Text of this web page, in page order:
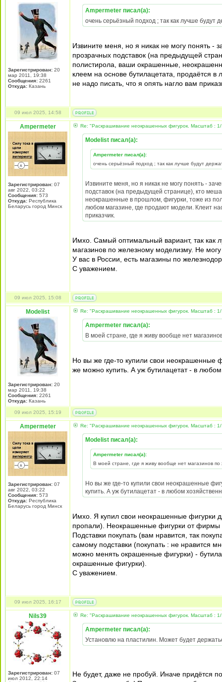
Зарегистрирован: 20
мар 2011, 19:38
Сообщения: 2261
Откуда: Казань
Ampermeter писал(а):
очень серьёзный подход ; так как лучше
Извините меня, но я никак не могу понять
прозрачных подставок (на предыдущей
полистирола, ваши окрашенные,
клеем на основе бутилацетата, продаётся
не надо писать, что я опять нагло вам
09 июл 2025, 14:58
Ampermeter
Зарегистрирован: 07
авг 2022, 03:22
Сообщения: 573
Откуда: Республика
Беларусь город Минск
Re: "Раскрашивание неокрашенных фигурок. Масштаб :
Modelist писал(а):
Ampermeter писал(а):
очень серьёзный подход ; так как лучше будут
Извините меня, но я никак не могу понять -
подставок (на предыдущей странице), кто
неокрашенные в прошлом, фигурки, тоже из
любом магазине, где продают модели. Клеит
приказчик.
Имхо. Самый оптимальный вариант, так как
магазинов по железному моделизму. Не могу
У вас в России, есть магазины по
С уважением.
09 июл 2025, 15:08
Modelist
Зарегистрирован: 20
мар 2011, 19:38
Сообщения: 2261
Откуда: Казань
Re: "Раскрашивание неокрашенных фигурок. Масштаб :
Ampermeter писал(а):
В моей стране, где я живу вообще нет
Но вы же где-то купили свои неокрашенные
же можно купить. А уж бутилацетат - в
09 июл 2025, 15:19
Ampermeter
Зарегистрирован: 07
авг 2022, 03:22
Сообщения: 573
Откуда: Республика
Беларусь город Минск
Re: "Раскрашивание неокрашенных фигурок. Масштаб :
Modelist писал(а):
Ampermeter писал(а):
В моей стране, где я живу вообще нет магазинов
Но вы же где-то купили свои неокрашенные
купить. А уж бутилацетат - в любом
Имхо. Я купил свои неокрашенные фигурки
пропали). Неокрашенные фигурки от фирмы
Подставки покупать (вам нравится, так
самому подставки (покупать : не нравится
можно менять окрашенные фигурки) -
окрашенные фигурки).
С уважением.
09 июл 2025, 16:17
Nils39
Зарегистрирован: 07
июл 2012, 22:14
Re: "Раскрашивание неокрашенных фигурок. Масштаб :
Ampermeter писал(а):
Установлю на пластилин. Может будет
Не будет, даже не пробуй. Иначе придётся